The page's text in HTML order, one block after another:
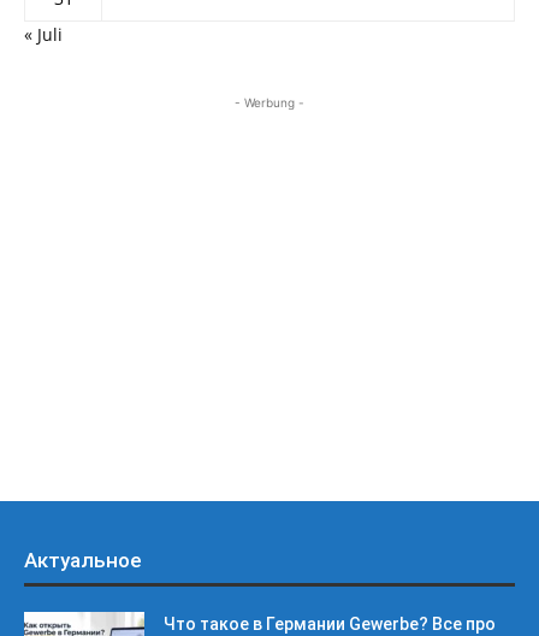
« Juli
- Werbung -
Актуальное
Что такое в Германии Gewerbe? Все про